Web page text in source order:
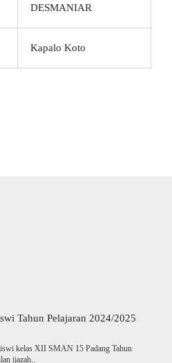
DESMANIAR
Kapalo Koto
Tahun Pelajaran 2024/2025
kelas XII SMAN 15 Padang Tahun
ijazah..